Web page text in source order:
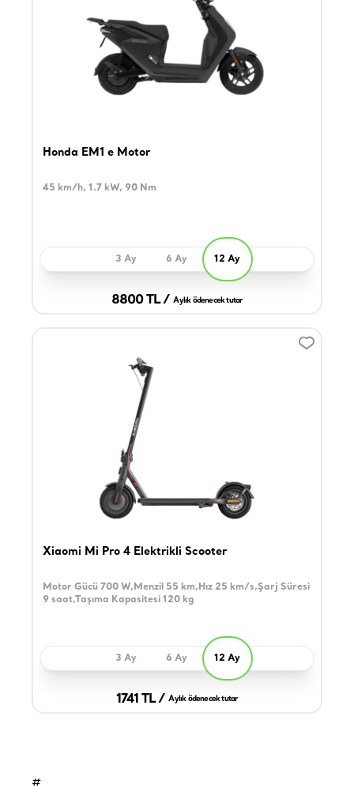
Honda EM1 e Motor
45 km/h, 1.7 kW, 90 Nm
3 Ay 6 Ay 12 Ay
8800 TL / Aylık ödenecek tutar
Xiaomi Mi Pro 4 Elektrikli Scooter
Motor Gücü 700 W,Menzil 55 km,Hız 25 km/s,Şarj Süresi
9 saat,Taşıma Kapasitesi 120 kg
3 Ay 6 Ay 12 Ay
1741 TL / Aylık ödenecek tutar
#